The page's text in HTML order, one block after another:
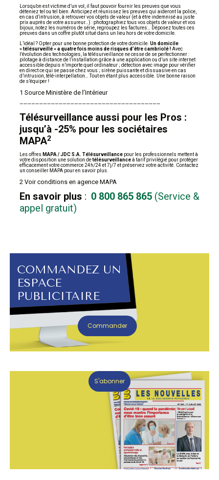
Lorsqu’on est victime d’un vol, il faut pouvoir fournir les preuves que vous
déteniez tel ou tel bien. Anticipez et réunissez les preuves qui aideront la police,
en cas d’intrusion, à retrouver vos objets de valeur (et à être indemnisé au juste
prix auprès de votre assureur…) : photographiez tous vos objets de valeur et vos
bijoux, notez les numéros de série, regroupez les factures… Déposez toutes ces
preuves dans un coffre plutôt situé dans un lieu hors de votre domicile.
L’idéal ? Opter pour une bonne protection de votre domicile. Un domicile
« télésurveillé » a quatre fois moins de risques d’être cambriolé !Avec
l’évolution des technologies, la télésurveillance ne cesse de se perfectionner :
pilotage à distance de l’installation grâce à une application ou d’un site internet
accessible depuis n’importe quel ordinateur ; détection avec image pour vérifier
en direct ce qui se passe chez vous ; sirène puissante et dissuasive en cas
d’intrusion, télé-interpellation… Tout en étant plus accessible. Une bonne raison
de s’équiper !
1 Source Ministère de l’Intérieur
————————————————————————————————————
Télésurveillance aussi pour les Pros :
jusqu’à -25% pour les sociétaires
MAPA2
Les offres MAPA / JDC S.A. Télésurveillance pour les professionnels mettent à
votre disposition une solution detélésurveillanceà tarif privilégié pour protéger
efficacement votre commerce 24h/24 et 7j/7 et préservez votre activité. Contactez
un conseiller MAPA pour en savoir plus.
2 Voir conditions en agence MAPA
En savoir plus : 0 800 865 865 (Service &
appel gratuit)
COMMANDEZ UN
ESPACE
PUBLICITAIRE
Commander
S'abonner